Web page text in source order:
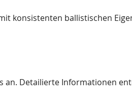
konsistenten ballistischen
an. Detailierte Informationen